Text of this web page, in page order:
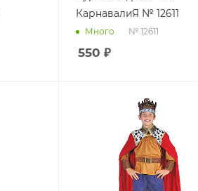
КарнавалиЯ № 12611
Много № 12611
550 ₽